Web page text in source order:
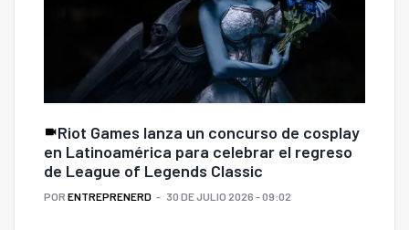
Riot Games lanza un concurso de cosplay
en Latinoamérica para celebrar el regreso
de League of Legends Classic
POR ENTREPRENERD 30 DE JULIO 2026 - 09:02